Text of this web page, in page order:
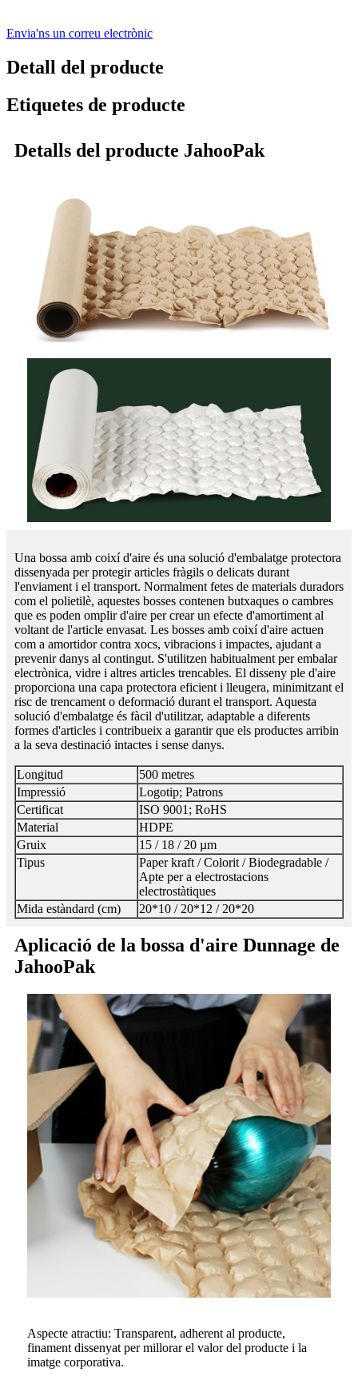
Envia'ns un correu electrònic
Detall del producte
Etiquetes de producte
Detalls del producte JahooPak
Una bossa amb coixí d'aire és una solució d'embalatge protectora
dissenyada per protegir articles fràgils o delicats durant
l'enviament i el transport. Normalment fetes de materials duradors
com el polietilè, aquestes bosses contenen butxaques o cambres
que es poden omplir d'aire per crear un efecte d'amortiment al
voltant de l'article envasat. Les bosses amb coixí d'aire actuen
com a amortidor contra xocs, vibracions i impactes, ajudant a
prevenir danys al contingut. S'utilitzen habitualment per embalar
electrònica, vidre i altres articles trencables. El disseny ple d'aire
proporciona una capa protectora eficient i lleugera, minimitzant el
risc de trencament o deformació durant el transport. Aquesta
solució d'embalatge és fàcil d'utilitzar, adaptable a diferents
formes d'articles i contribueix a garantir que els productes arribin
a la seva destinació intactes i sense danys.
Longitud
500 metres
Impressió
Logotip; Patrons
Certificat
ISO 9001; RoHS
Material
HDPE
Gruix
15 / 18 / 20 µm
Tipus
Paper kraft / Colorit / Biodegradable /
Apte per a electrostacions
electrostàtiques
Mida estàndard (cm)
20*10 / 20*12 / 20*20
Aplicació de la bossa d'aire Dunnage de
JahooPak
Aspecte atractiu: Transparent, adherent al producte,
finament dissenyat per millorar el valor del producte i la
imatge corporativa.